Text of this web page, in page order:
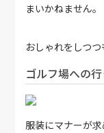
まいかねません。
おしゃれをしつ
ゴルフ場への
服装にマナーが